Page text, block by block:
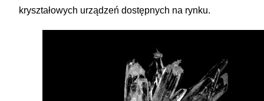
kryształowych urządzeń dostępnych na rynku.